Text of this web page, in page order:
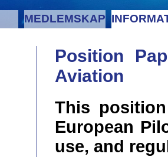
MEDLEMSKAP
Position
Aviation
This
European
use, and